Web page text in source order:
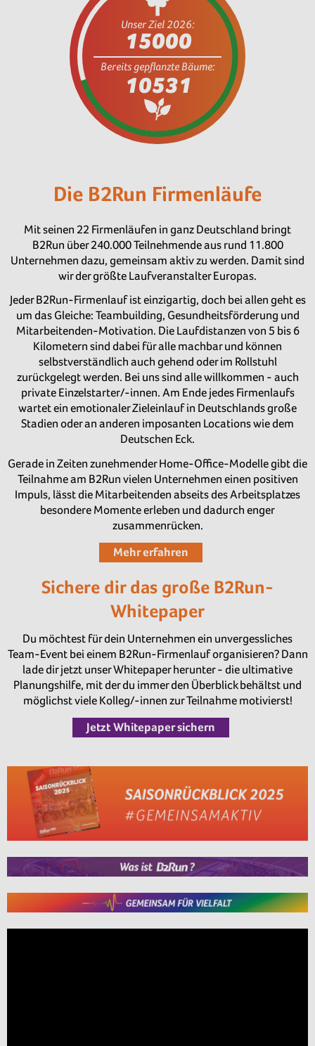
Unser Ziel 2026:
15000
Bereits gepflanzte Bäume:
Die B2Run Firmenläufe
Mit seinen 22 Firmenläufen in ganz Deutschland bringt
B2Run über 240.000 Teilnehmende aus rund 11.800
Unternehmen dazu, gemeinsam aktiv zu werden. Damit sind
wir der größte Laufveranstalter Europas.
Jeder B2Run-Firmenlauf ist einzigartig, doch bei allen geht es
um das Gleiche: Teambuilding, Gesundheitsförderung und
Mitarbeitenden-Motivation. Die Laufdistanzen von 5 bis 6
Kilometern sind dabei für alle machbar und können
selbstverständlich auch gehend oder im Rollstuhl
zurückgelegt werden. Bei uns sind alle willkommen - auch
private Einzelstarter/-innen. Am Ende jedes Firmenlaufs
wartet ein emotionaler Zieleinlauf in Deutschlands große
Stadien oder an anderen imposanten Locations wie dem
Deutschen Eck.
Gerade in Zeiten zunehmender Home-Office-Modelle gibt die
Teilnahme am B2Run vielen Unternehmen einen positiven
Impuls, lässt die Mitarbeitenden abseits des Arbeitsplatzes
besondere Momente erleben und dadurch enger
zusammenrücken.
Mehr erfahren
Sichere dir das große B2Run-
Whitepaper
Du möchtest für dein Unternehmen ein unvergessliches
Team-Event bei einem B2Run-Firmenlauf organisieren? Dann
lade dir jetzt unser Whitepaper herunter - die ultimative
Planungshilfe, mit der du immer den Überblick behältst und
möglichst viele Kolleg/-innen zur Teilnahme motivierst!
Jetzt Whitepaper sichern